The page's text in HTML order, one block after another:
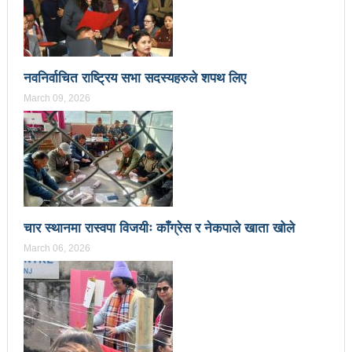
उपनिर्वाचन २०८१: एमालेभन्दा माओवादी प्रभावशाली
ककनी २ मा माओवादी विजयी
ककनी २ मा खस्यो ६८ प्रतिशतभन्दा बढी मत: गणना आजै हुने
उपचुनाव सकियो: ६२ प्रतिशतभन्दा बढी मत खसेको अनुमान
पालिका उपचुनाव: ४१ पदका लागि मतदान शुरु
भरतपुुरमा सार्वजनिक सुनुवाई, गुनासो नआउने गरी काम गर्न
मेयर दाहालको निर्देशन
उपनिर्वाचन सुशासनका पक्षमा र भ्रष्टाचारका विरुद्ध मत जाहेर
गर्ने महत्वपूर्ण अवसर: प्रचण्ड
सुरु भयो चौथो सुनवल महोत्सव: उद्योगमैत्री वातावरण बनाउन
लागि पर्ने मन्त्री कलवारको भनाइ
नवनिर्वाचित राष्ट्रिय सभा सदस्यहरुले शपथ लिए
March 09, 2026
चार स्थानमा रास्वपा विजयीः काँग्रेस र नेकपाले खाता खोले
March 06, 2026